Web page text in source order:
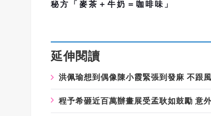
秘方「麥茶＋牛奶＝咖啡味」
延伸閱讀
洪佩瑜想到偶像陳小霞緊張到發麻 不跟
程予希砸近百萬辦畫展受孟耿如鼓勵 意